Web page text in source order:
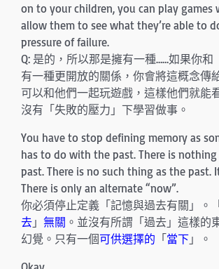
on to your children, you can play
allow them to see what they’re able to
pressure of failure.
Q: 是的，所以那是擁有一種……如果你和
有一種更開放的關係，你會將這概念傳
可以和他們一起玩遊戲，這樣他們就能
沒有「失敗的壓力」下學習做事。
You have to stop defining memory as
has to do with the past. There is
past. There is no such thing as the past.
There is only an alternate “now”.
你必須停止定義「記憶與過去有關」。「
去 」 無關 。並沒有所謂「過去」這樣的
幻覺。只有一個可供選擇的 「 當下 」。